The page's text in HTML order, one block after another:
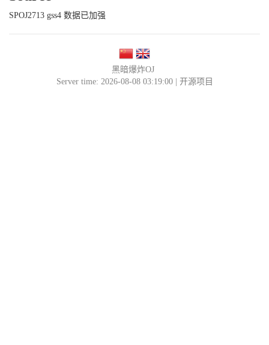
SPOJ2713 gss4 数据已加强
黑暗爆炸OJ
Server time: 2026-08-08 03:19:00 | 开源项目